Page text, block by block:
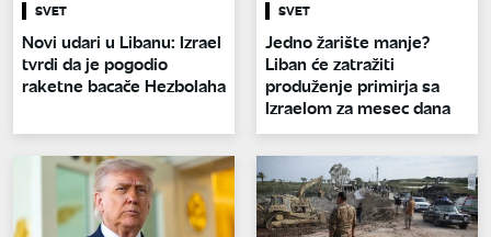
SVET
Novi udari u Libanu: Izrael
tvrdi da je pogodio
raketne bacače Hezbolaha
SVET
Jedno žarište manje?
Liban će zatražiti
produženje primirja sa
Izraelom za mesec dana